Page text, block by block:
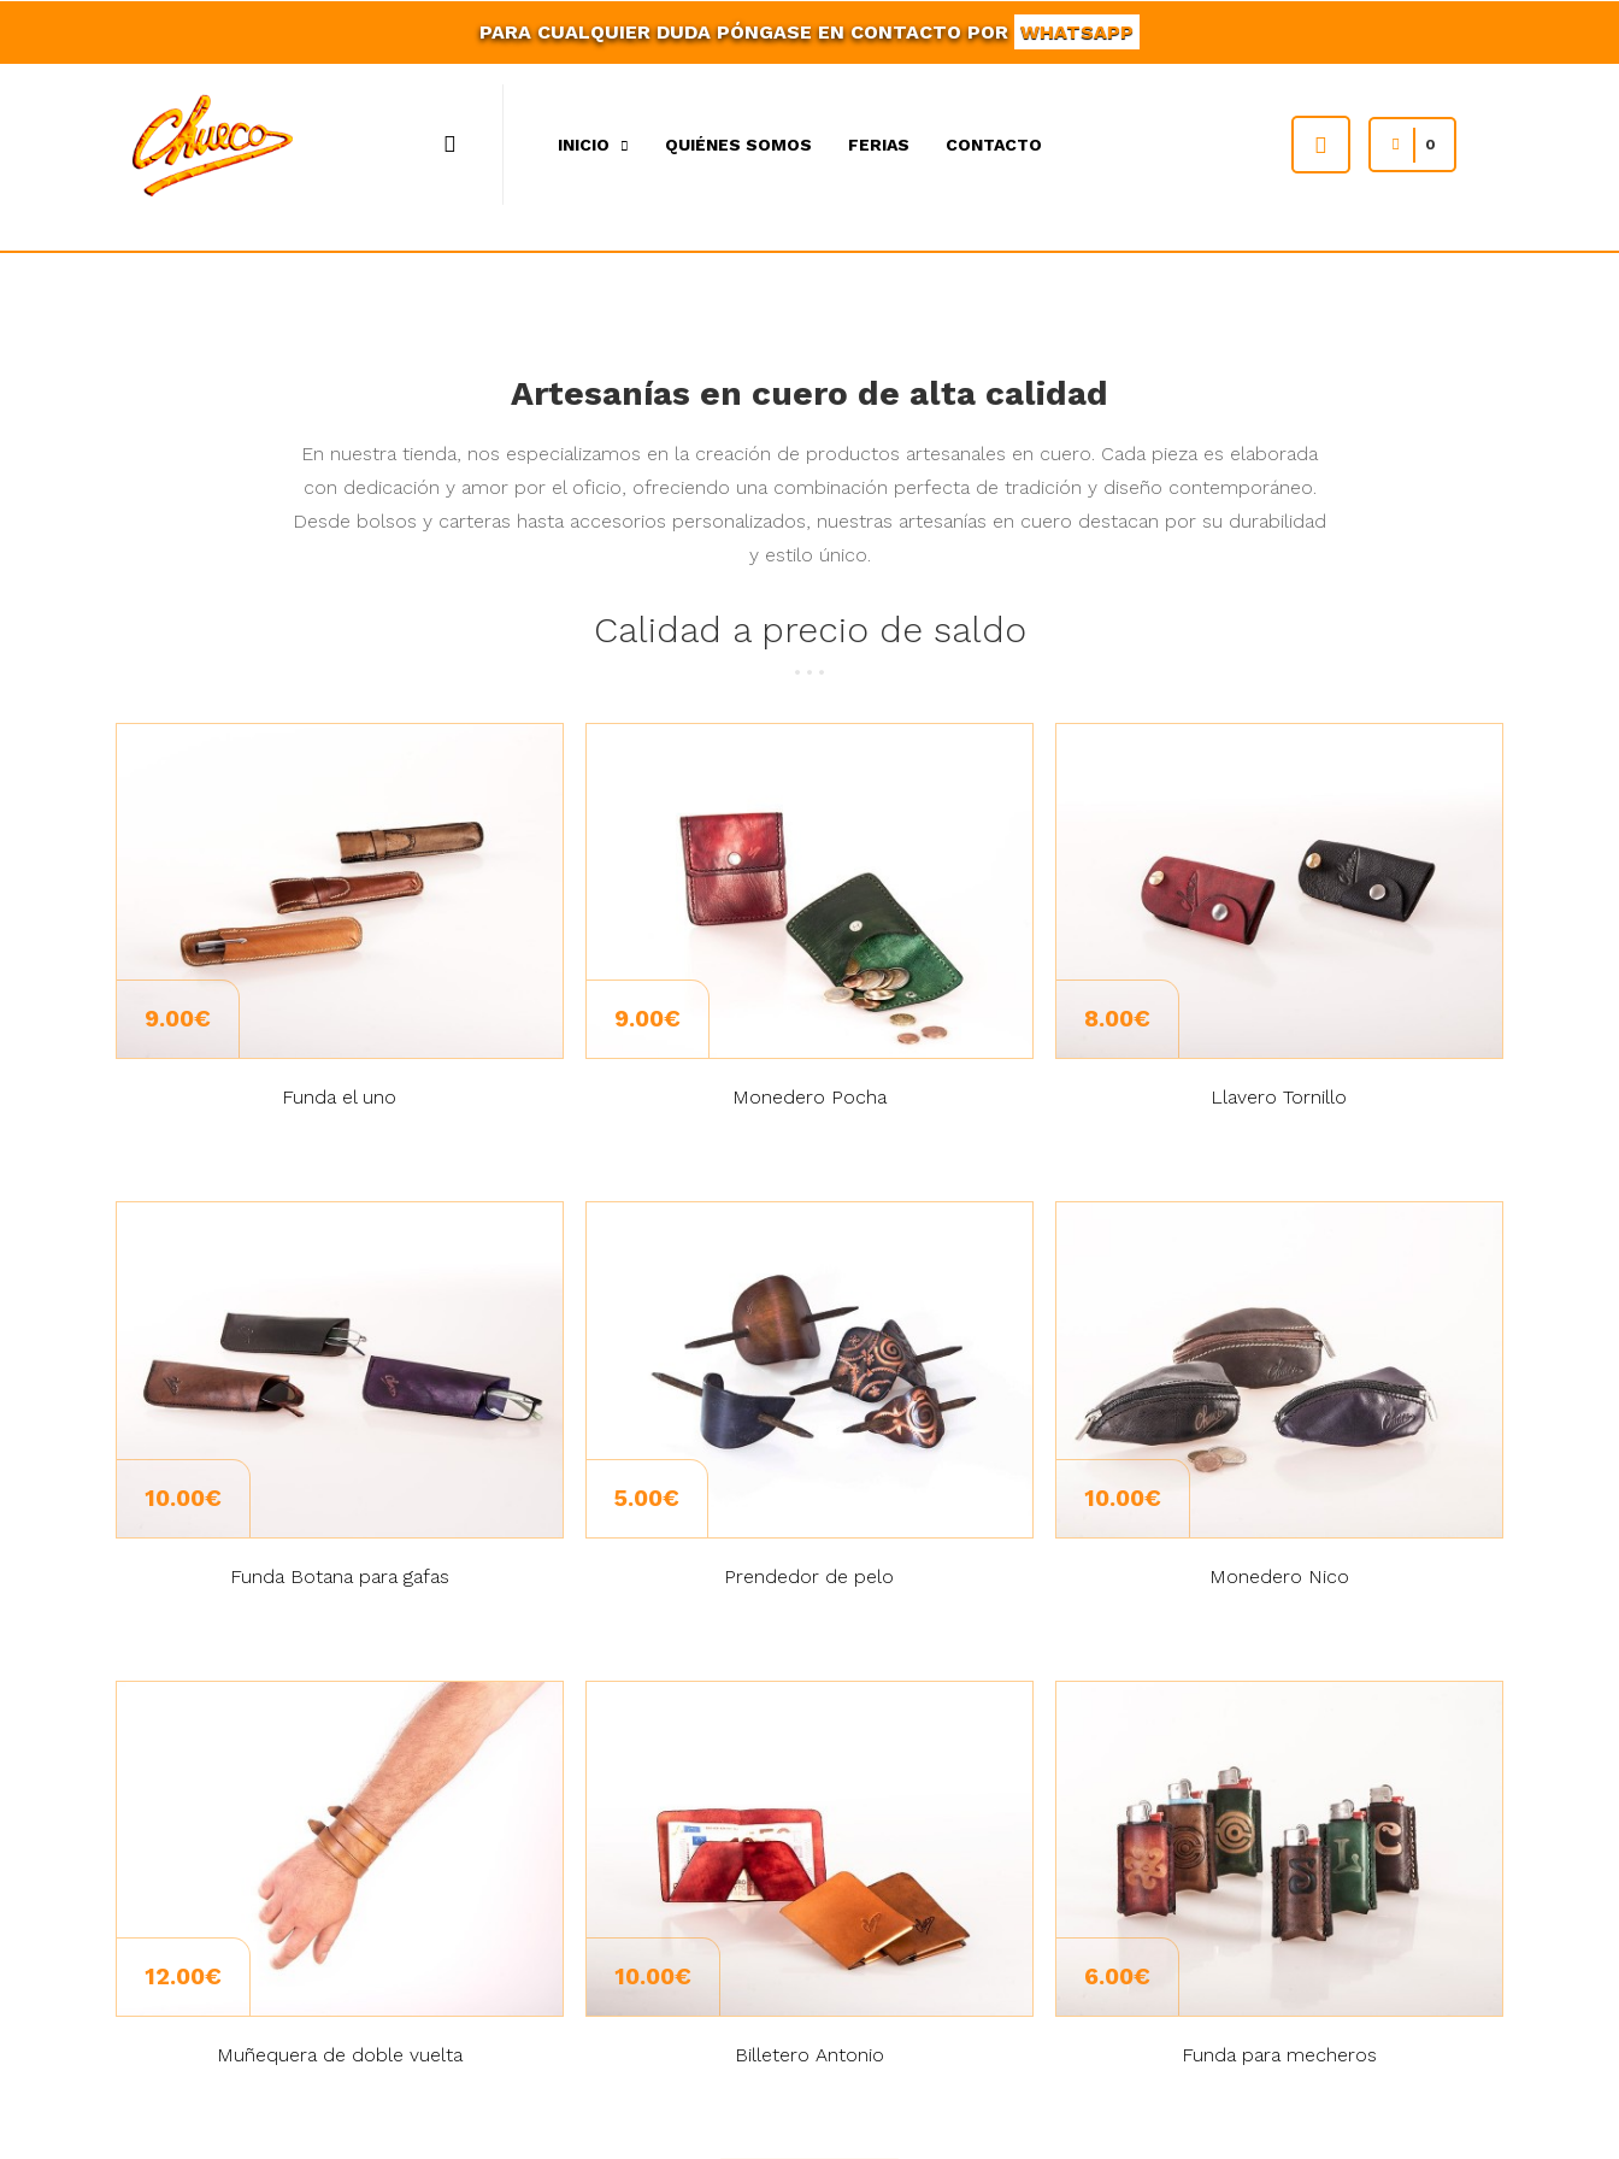
PARA CUALQUIER DUDA PÓNGASE EN CONTACTO POR WHATSAPP
INICIO QUIÉNES SOMOS FERIAS CONTACTO 0
Artesanías en cuero de alta calidad
En nuestra tienda, nos especializamos en la creación de productos artesanales en cuero. Cada pieza es elaborada
con dedicación y amor por el oficio, ofreciendo una combinación perfecta de tradición y diseño contemporáneo.
Desde bolsos y carteras hasta accesorios personalizados, nuestras artesanías en cuero destacan por su durabilidad
y estilo único.
Calidad a precio de saldo
9.00€
Funda el uno
9.00€
Monedero Pocha
8.00€
Llavero Tornillo
10.00€
Funda Botana para gafas
5.00€
Prendedor de pelo
10.00€
Monedero Nico
12.00€
Muñequera de doble vuelta
10.00€
Billetero Antonio
6.00€
Funda para mecheros